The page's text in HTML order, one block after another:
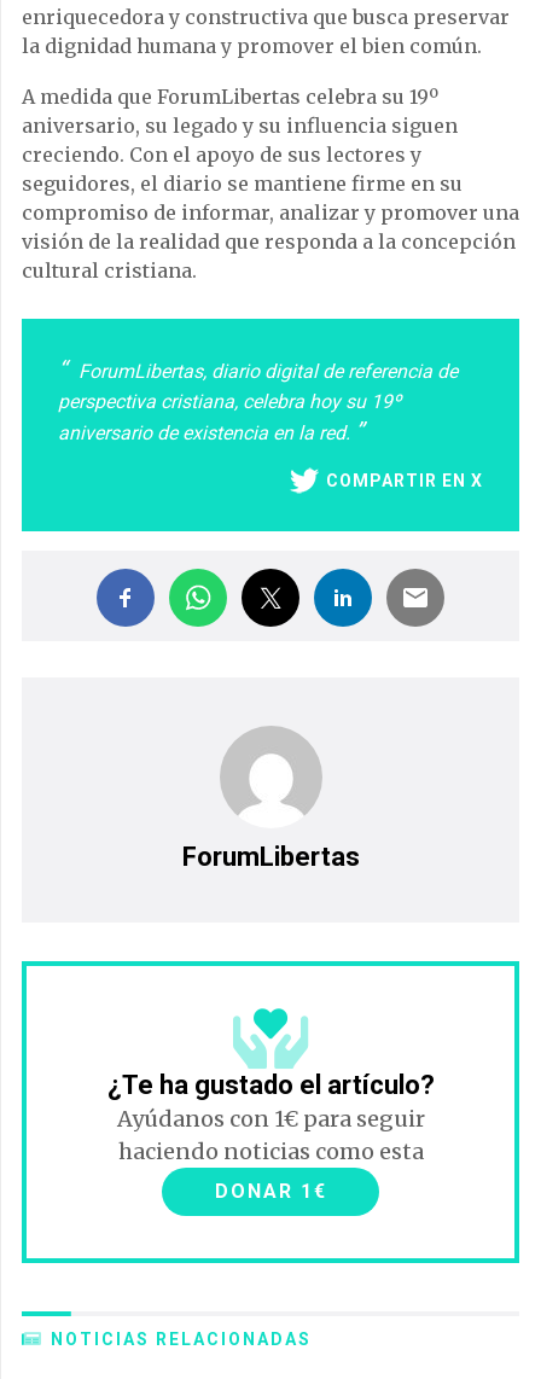
enriquecedora y constructiva que busca preservar
la dignidad humana y promover el bien común.
A medida que ForumLibertas celebra su 19º
aniversario, su legado y su influencia siguen
creciendo. Con el apoyo de sus lectores y
seguidores, el diario se mantiene firme en su
compromiso de informar, analizar y promover una
visión de la realidad que responda a la concepción
cultural cristiana.
ForumLibertas, diario digital de referencia de
perspectiva cristiana, celebra hoy su 19º
aniversario de existencia en la red.
COMPARTIR EN X
ForumLibertas
¿Te ha gustado el artículo?
Ayúdanos con 1€ para seguir
haciendo noticias como esta
DONAR 1€
NOTICIAS RELACIONADAS